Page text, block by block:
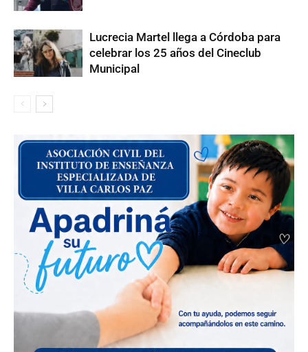
Lucrecia Martel llega a Córdoba para
celebrar los 25 años del Cineclub
Municipal